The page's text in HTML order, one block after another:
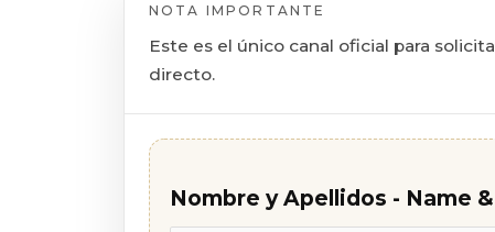
NOTA IMPORTANTE
Este es el único canal oficial para
directo.
Nombre y Apellidos - Name